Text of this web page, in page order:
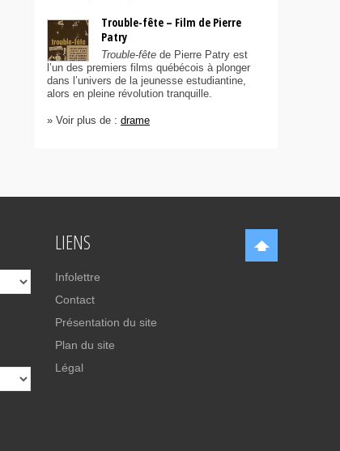
Trouble-fête – Film de Pierre
Patry
Trouble-fête de Pierre Patry est
l’un des premiers films québécois à plonger
dans l’univers de la jeunesse estudiantine,
alors en pleine révolution tranquille.
» Voir plus de : drame
LIENS
Infolettre
Contact
Présentation du site
Plan du site
Légal